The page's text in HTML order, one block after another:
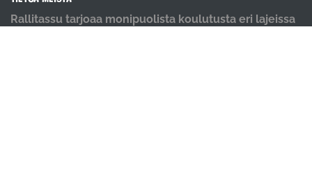
Rallitassu tarjoaa monipuolista koulutusta eri lajeissa